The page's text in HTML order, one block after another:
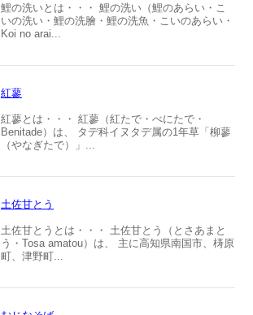
鯉の洗いとは・・・ 鯉の洗い（鯉のあらい・こ
いの洗い・鯉の洗膾・鯉の洗魚・こいのあらい・
Koi no arai...
紅蓼
紅蓼とは・・・ 紅蓼（紅たで・べにたで・
Benitade）は、 タデ科イヌタデ属の1年草「柳蓼
（やなぎたで）」...
土佐甘とう
土佐甘とうとは・・・ 土佐甘とう（とさあまと
う・Tosa amatou）は、 主に高知県南国市、梼原
町、津野町...